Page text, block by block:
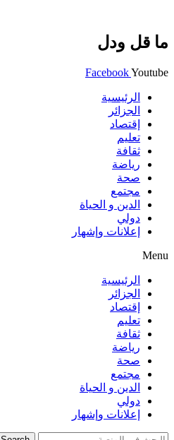
ما قل ودل
FacebookYoutube
الرئيسية
الجزائر
إقتصاد
تعليم
ثقافة
رياضة
صحة
مجتمع
الدين و الحياة
دولي
إعلانات وإشهار
Menu
الرئيسية
الجزائر
إقتصاد
تعليم
ثقافة
رياضة
صحة
مجتمع
الدين و الحياة
دولي
إعلانات وإشهار